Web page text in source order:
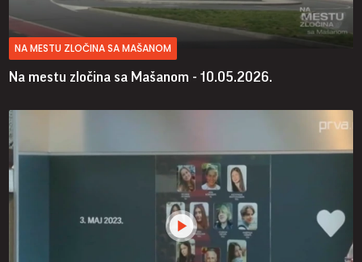
NA MESTU ZLOČINA SA MAŠANOM
Na mestu zločina sa Mašanom - 10.05.2026.